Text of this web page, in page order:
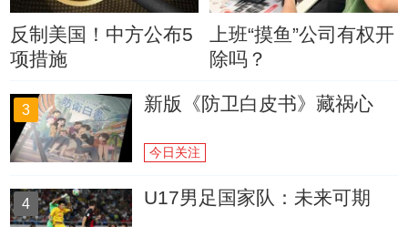
反制美国！中方公布5
项措施
上班“摸鱼”公司有权开
除吗？
3 新版《防卫白皮书》藏祸心
今日关注
4 U17男足国家队：未来可期